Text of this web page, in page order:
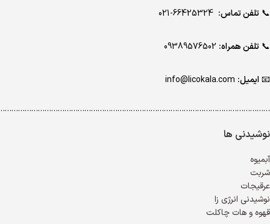
📞 تلفن تماس:
📞 تلفن همراه:
📧ایمیل:
نوشیدنی ها
آبمیوه
شربت
عرقیجات
نوشیدنی انرژی زا
قهوه و هات چاکلت